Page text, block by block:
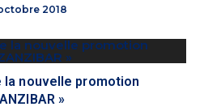
2018
la nouvelle promotion
»